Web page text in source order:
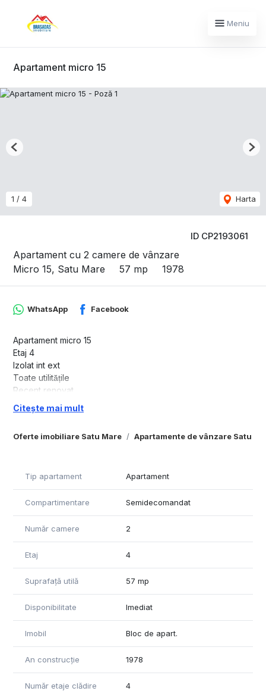
Meniu
Apartament micro 15
ID CP2193061
Apartament cu 2 camere de vânzare
Micro 15, Satu Mare
57 mp 1978
1 / 4 Harta
Previous
Oferte imobiliare Satu Mare Apartamente de vânzare Satu
WhatsApp Facebook
Apartament micro 15
Etaj 4
Izolat int ext
Toate utilitățile
Recent renovat
Accept schimburi prefer casa sau apartament cu 3 sau 4
Detalii la tel 07******79
Citește mai mult
Tip apartament Apartament
Compartimentare Semidecomandat
Număr camere 2
Etaj 4
Suprafață utilă 57 mp
Disponibilitate Imediat
Imobil Bloc de apart.
An construcție 1978
Număr etaje clădire 4